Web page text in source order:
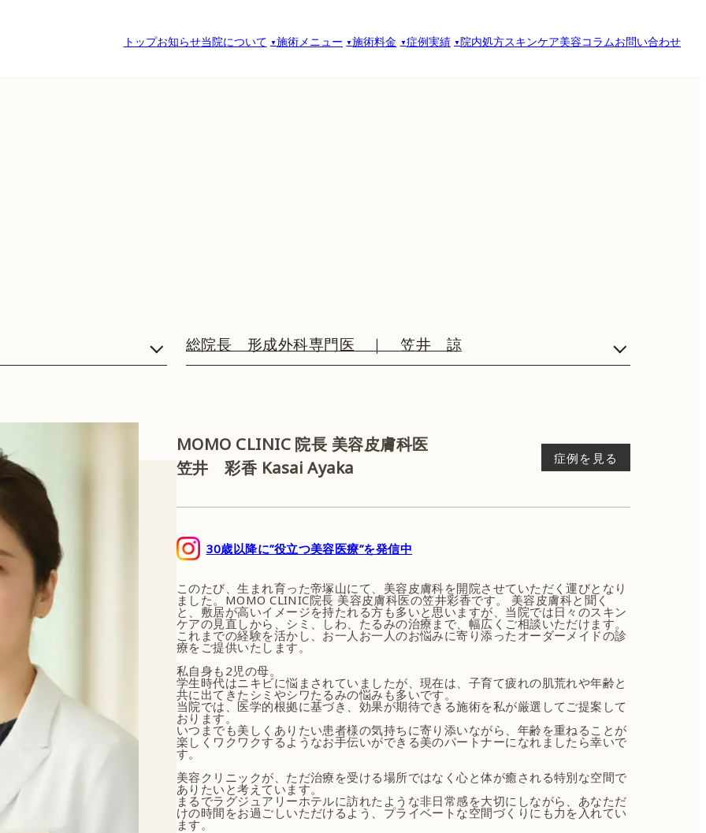
トップお知らせ当院について 施術メニュー 施術料金 症例実績 院内処方スキンケア美容コラムお問い合わせ
総院長 形成外科専門医 ｜笠井 諒
MOMO CLINIC 院長 美容皮膚科医
笠井 彩香Kasai Ayaka 症例を見る
30歳以降に”役立つ美容医療”を発信中
このたび、生まれ育った帝塚山にて、美容皮膚科を開院させていただく運びとなり
ました。MOMO CLINIC院長 美容皮膚科医の笠井彩香です。 美容皮膚科と聞く
と、敷居が高いイメージを持たれる方も多いと思いますが、当院では日々のスキン
ケアの見直しから、シミ、しわ、たるみの治療まで、幅広くご相談いただけます。
これまでの経験を活かし、お一人お一人のお悩みに寄り添ったオーダーメイドの診
療をご提供いたします。
私自身も2児の母。
学生時代はニキビに悩まされていましたが、現在は、子育て疲れの肌荒れや年齢と
共に出てきたシミやシワたるみの悩みも多いです。
当院では、医学的根拠に基づき、効果が期待できる施術を私が厳選してご提案して
おります。
いつまでも美しくありたい患者様の気持ちに寄り添いながら、年齢を重ねることが
楽しくワクワクするようなお手伝いができる美のパートナーになれましたら幸いで
す。
美容クリニックが、ただ治療を受ける場所ではなく心と体が癒される特別な空間で
ありたいと考えています。
まるでラグジュアリーホテルに訪れたような非日常感を大切にしながら、あなただ
けの時間をお過ごしいただけるよう、プライベートな空間づくりにも力を入れてい
ます。